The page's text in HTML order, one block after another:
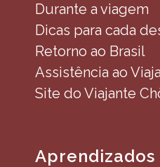
Durante a viagem
Dicas para cada
Retorno ao Brasil
Assistência ao
Site do Viajante
Aprendizados